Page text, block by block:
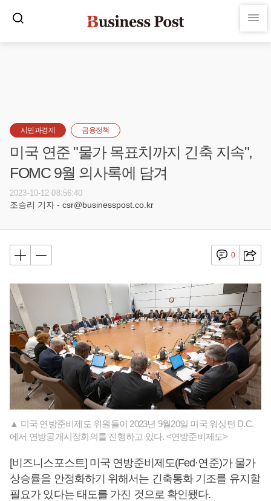
시민과경제 금융정책
미국 연준 "물가 목표치까지 긴축 지속",
FOMC 9월 의사록에 담겨
2023-10-12 08:56:40
조승리 기자 - csr@businesspost.co.kr
0
▲ 미국 연방준비제도 위원들이 2023년 9월20일 미국 워싱턴 D.C.
에서 연방공개시장회의를 진행하고 있다. <연방준비제도>
[비즈니스포스트] 미국 연방준비제도(Fed·연준)가 물가
상승률을 안정화하기 위해서는 긴축통화 기조를 유지할
필요가 있다는 태도를 가진 것으로 확인됐다.